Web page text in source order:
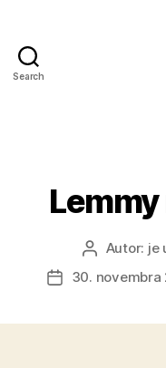
Search
AutorAutor: je
Dátum30. novembra